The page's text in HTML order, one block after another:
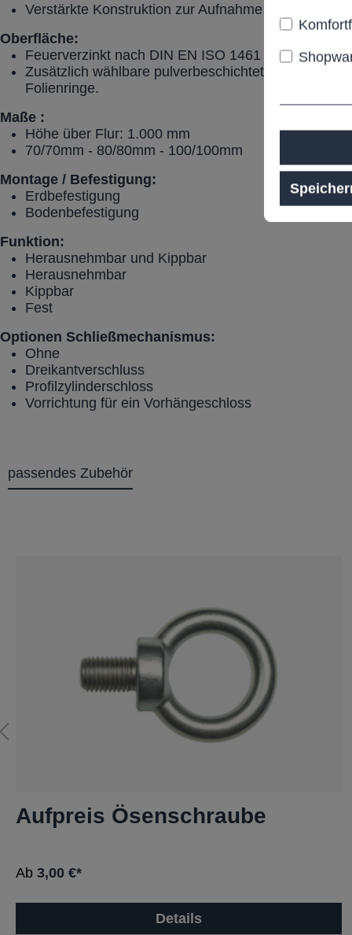
Verstärkte Konstruktion zur Aufnahme von
Oberfläche:
Feuerverzinkt nach DIN EN ISO 1461
Zusätzlich wählbare pulverbeschichtete in weiß, 3
Folienringe.
Maße :
Höhe über Flur: 1.000 mm
70/70mm - 80/80mm - 100/100mm
Montage / Befestigung:
Erdbefestigung
Bodenbefestigung
Funktion:
Herausnehmbar und Kippbar
Herausnehmbar
Kippbar
Fest
Optionen Schließmechanismus:
Ohne
Dreikantverschluss
Profilzylinderschloss
Vorrichtung für ein Vorhängeschloss
passendes Zubehör
Aufpreis Ösenschraube
Ab 3,00 €*
Details